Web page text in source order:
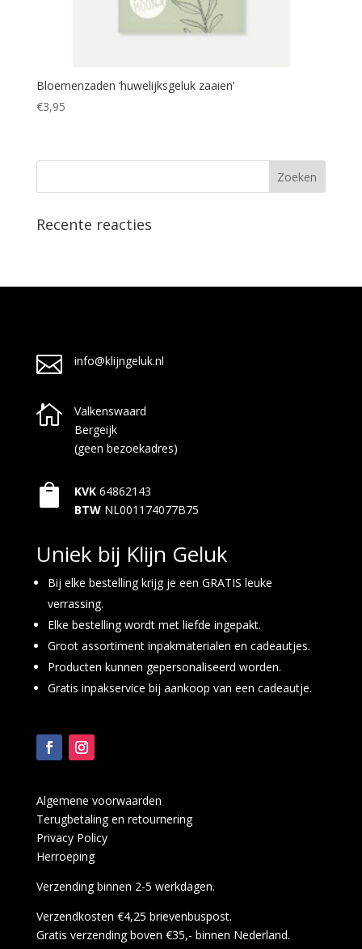
Bloemenzaden ‘huwelijksgeluk zaaien’
€3,95
Recente reacties
 info@klijngeluk.nl

Valkenswaard
Bergeijk
(geen bezoekadres)
 KVK 64862143
BTW NL001174077B75
Uniek bij Klijn Geluk
Bij elke bestelling krijg je een GRATIS leuke
verrassing.
Elke bestelling wordt met liefde ingepakt.
Groot assortiment inpakmaterialen en cadeautjes.
Producten kunnen gepersonaliseerd worden.
Gratis inpakservice bij aankoop van een cadeautje.
Algemene voorwaarden
Terugbetaling en retournering
Privacy Policy
Herroeping
Verzending binnen 2-5 werkdagen.
Verzendkosten €4,25 brievenbuspost.
Gratis verzending boven €35,- binnen Nederland.